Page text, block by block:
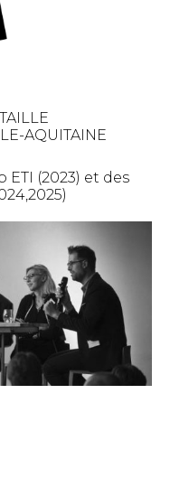
AQUITAINE
(2023) et des